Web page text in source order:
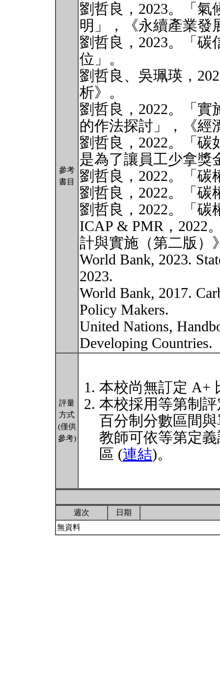
參考
書目
劉哲良，2023。「
明」，《永續產業發
劉哲良，2023。「
位」。
劉哲良、吳珮瑛，
析》。
劉哲良，2022。「
的作法探討」，《經
劉哲良，2022。「
是為了讓員工少拿獎
劉哲良，2022。「
劉哲良，2022。「
劉哲良，2022。「
ICAP & PMR，2022
計與實施（第二版）
World Bank, 2023.
2023.
World Bank, 2017.
Policy Makers.
United Nations,
Developing Countries.
評量
方式
(僅供
參考)
本校尚無訂定 A+
本校採用等第制
百分制分數區間
教師可依等第定
區 (連結)。
週次
日期
無資料